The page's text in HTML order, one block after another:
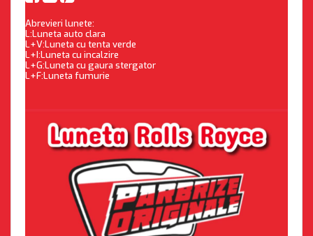
Abrevieri lunete:
L:Luneta auto clara
L+V:Luneta cu tenta verde
L+I:Luneta cu incalzire
L+G:Luneta cu gaura stergator
L+F:Luneta fumurie